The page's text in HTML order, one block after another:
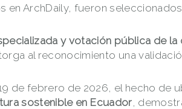
ArchDaily, fueron
y votación pública de la
al reconocimiento una
de febrero de 2026, el hecho de
sostenible en Ecuador ,